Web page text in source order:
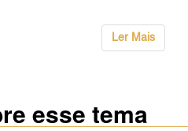
Ler Mais
esse tema